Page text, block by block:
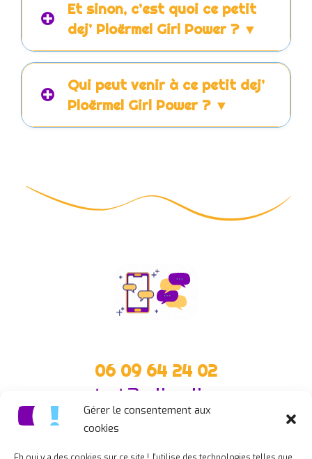
Gérer le consentement aux
cookies
Et sinon, c’est quoi ce petit
dej’ Ploërmel Girl Power ? ▼
Qui peut venir à ce petit dej’
Ploërmel Girl Power ? ▼
06 09 64 24 02
contact@celineclic.com